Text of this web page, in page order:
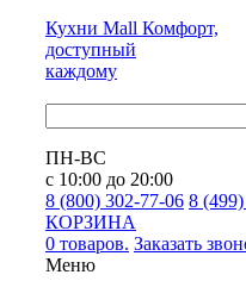
Кухни Mall Комфорт,
доступный
каждому
ПН-ВС
с 10:00 до 20:00
8 (800) 302-77-06 8 (499)
КОРЗИНА
0 товаров. Заказать
Меню